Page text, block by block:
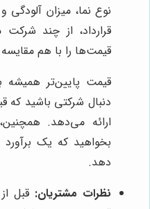
نوع نما، میزان آلودگی
قرارداد، از چند
قیمت‌ها را با هم
قیمت پایین‌تر همیشه
دنبال شرکتی باشید که
ارائه می‌دهد.
بخواهید که یک برآورد
دهد.
نظرات مشتریان: قبل